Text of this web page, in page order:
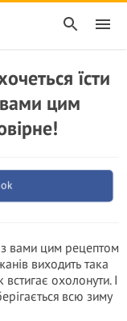
їсти
вами цим
з вами цим рецептом
виходить така
охолонути. І
всю зиму